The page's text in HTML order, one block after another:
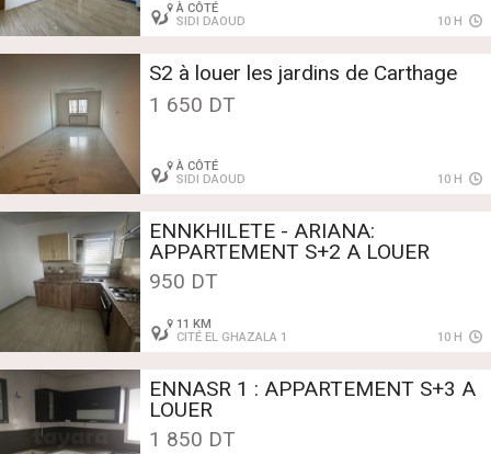
À CÔTÉ
SIDI DAOUD
10 H
S2 à louer les jardins de Carthage
1 650 DT
À CÔTÉ
SIDI DAOUD
10 H
ENNKHILETE - ARIANA:
APPARTEMENT S+2 A LOUER
950 DT
11 KM
CITÉ EL GHAZALA 1
10 H
ENNASR 1 : APPARTEMENT S+3 A
1 850 DT